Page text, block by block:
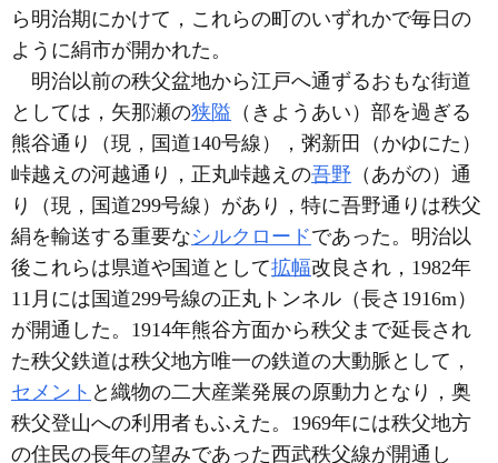
ら明治期にかけて，これらの町のいずれかで毎日の
ように絹市が開かれた。
明治以前の秩父盆地から江戸へ通ずるおもな街道
としては，矢那瀬の狭隘 （きようあい）部を過ぎる
熊谷通り（現，国道140号線），粥新田（かゆにた）
峠越えの河越通り，正丸峠越えの吾野 （あがの）通
り（現，国道299号線）があり，特に吾野通りは秩父
絹を輸送する重要なシルクロードであった。明治以
後これらは県道や国道として拡幅改良され，1982年
11月には国道299号線の正丸トンネル（長さ1916m）
が開通した。1914年熊谷方面から秩父まで延長され
た秩父鉄道は秩父地方唯一の鉄道の大動脈として，
セメント と織物の二大産業発展の原動力となり，奥
秩父登山への利用者もふえた。1969年には秩父地方
の住民の長年の望みであった西武秩父線が開通し